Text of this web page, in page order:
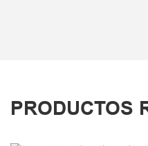
PRODUCTOS